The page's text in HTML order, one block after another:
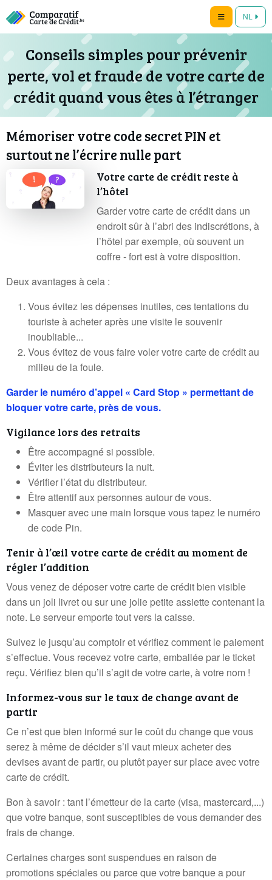
NL
Conseils simples pour prévenir
perte, vol et fraude de votre carte de
crédit quand vous êtes à l’étranger
Mémoriser votre code secret PIN et
surtout ne l’écrire nulle part
Votre carte de crédit reste à
l’hôtel
Garder votre carte de crédit dans un
endroit sûr à l’abri des indiscrétions, à
l’hôtel par exemple, où souvent un
coffre - fort est à votre disposition.
Deux avantages à cela :
Vous évitez les dépenses inutiles, ces tentations du
touriste à acheter après une visite le souvenir
inoubliable...
Vous évitez de vous faire voler votre carte de crédit au
milieu de la foule.
Garder le numéro d’appel « Card Stop » permettant de
bloquer votre carte, près de vous.
Vigilance lors des retraits
Être accompagné si possible.
Éviter les distributeurs la nuit.
Vérifier l’état du distributeur.
Être attentif aux personnes autour de vous.
Masquer avec une main lorsque vous tapez le numéro
de code Pin.
Tenir à l’œil votre carte de crédit au moment de
régler l’addition
Vous venez de déposer votre carte de crédit bien visible
dans un joli livret ou sur une jolie petite assiette contenant la
note. Le serveur emporte tout vers la caisse.
Suivez le jusqu’au comptoir et vérifiez comment le paiement
s’effectue. Vous recevez votre carte, emballée par le ticket
reçu. Vérifiez bien qu’il s’agit de votre carte, à votre nom !
Informez-vous sur le taux de change avant de
partir
Ce n’est que bien informé sur le coût du change que vous
serez à même de décider s’il vaut mieux acheter des
devises avant de partir, ou plutôt payer sur place avec votre
carte de crédit.
Bon à savoir : tant l’émetteur de la carte (visa, mastercard,...)
que votre banque, sont susceptibles de vous demander des
frais de change.
Certaines charges sont suspendues en raison de
promotions spéciales ou parce que votre banque a pour